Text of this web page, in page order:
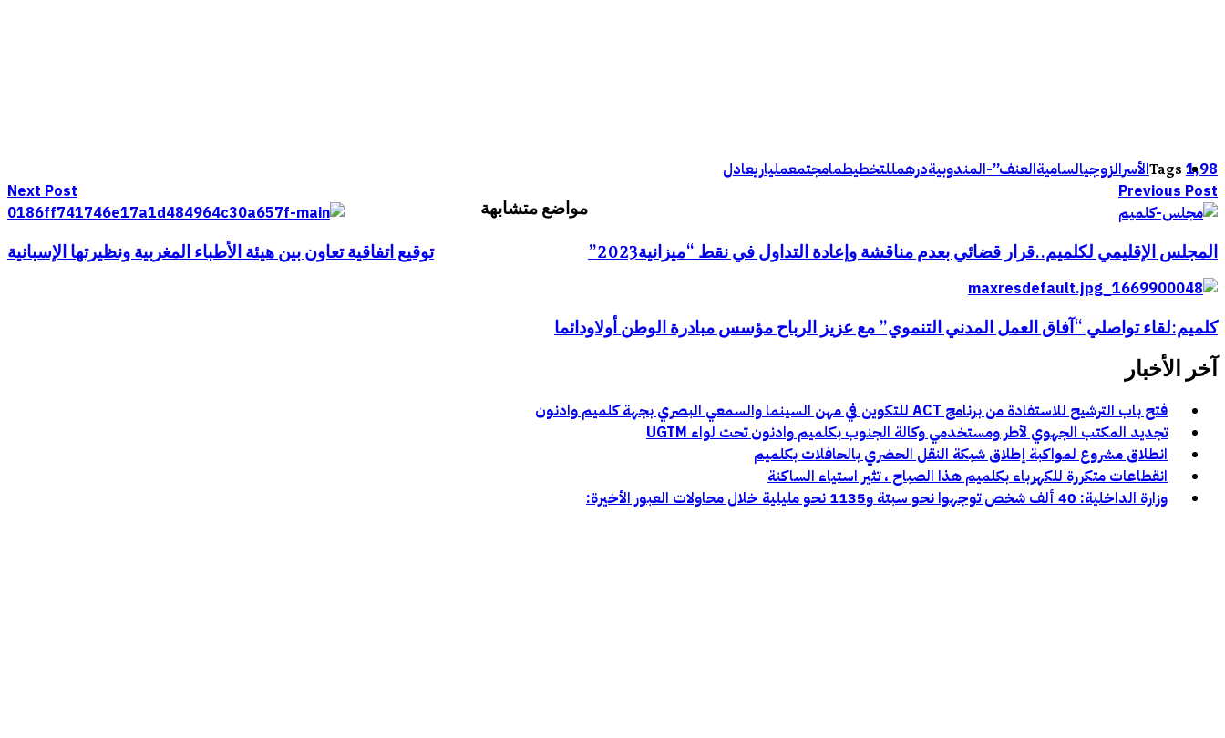
Tags 1,98 الأسرالزوجيالساميةالعنف”-المندوبيةدرهمللتخطيطمامجتمعملياريعادل
Previous Post
المجلس الإقليمي لكلميم..قرار قضائي بعدم مناقشة وإعادة التداول في نقط “ميزانية2023”
Next Post
توقيع اتفاقية تعاون بين هيئة الأطباء المغربية ونظيرتها الإسبانية
مواضع متشابهة
كلميم:لقاء تواصلي “آفاق العمل المدني التنموي” مع عزيز الرباح مؤسس مبادرة الوطن أولاودائما
آخر الأخبار
فتح باب الترشيح للاستفادة من برنامج ACT للتكوين في مهن السينما والسمعي البصري بجهة كلميم وادنون
تجديد المكتب الجهوي لأطر ومستخدمي وكالة الجنوب بكلميم وادنون تحت لواء UGTM
انطلاق مشروع لمواكبة إطلاق شبكة النقل الحضري بالحافلات بكلميم
انقطاعات متكررة للكهرباء بكلميم هذا الصباح ، تثير استياء الساكنة
وزارة الداخلية: 40 ألف شخص توجهوا نحو سبتة و1135 نحو مليلية خلال محاولات العبور الأخيرة: